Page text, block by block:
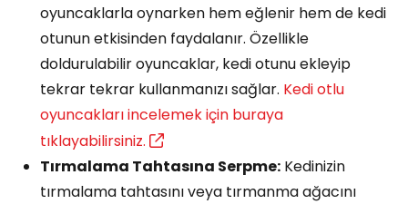
oyuncaklarla oynarken hem eğlenir hem de kedi
otunun etkisinden faydalanır. Özellikle
doldurulabilir oyuncaklar, kedi otunu ekleyip
tekrar tekrar kullanmanızı sağlar. Kedi otlu
oyuncakları incelemek için buraya
tıklayabilirsiniz.
Tırmalama Tahtasına Serpme: Kedinizin
tırmalama tahtasını veya tırmanma ağacını